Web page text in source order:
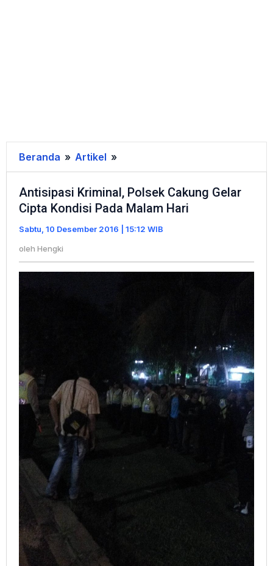
Beranda » Artikel »
Kriminal,
Polsek
Cakung
Gelar
Kondisi
Antisipasi Kriminal, Polsek Cakung Gelar
Cipta Kondisi Pada Malam Hari
Sabtu, 10 Desember 2016 | 15:12 WIB
oleh Hengki